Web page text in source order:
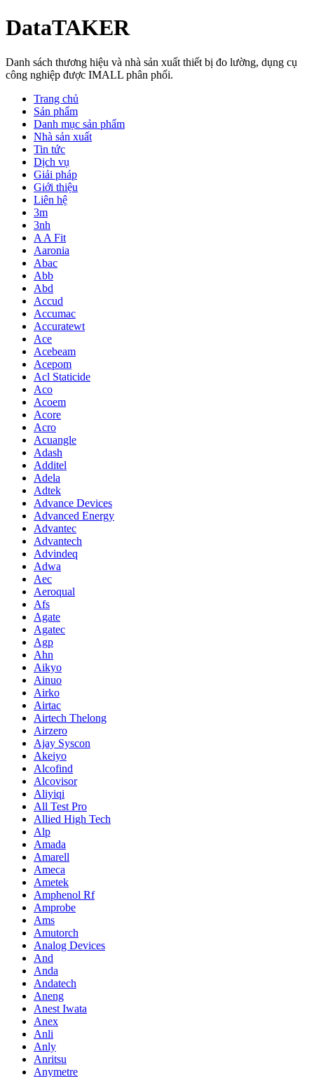
DataTAKER
Danh sách thương hiệu và nhà sản xuất thiết bị đo lường, dụng cụ
công nghiệp được IMALL phân phối.
Trang chủ
Sản phẩm
Danh mục sản phẩm
Nhà sản xuất
Tin tức
Dịch vụ
Giải pháp
Giới thiệu
Liên hệ
3m
3nh
A A Fit
Aaronia
Abac
Abb
Abd
Accud
Accumac
Accuratewt
Ace
Acebeam
Acepom
Acl Staticide
Aco
Acoem
Acore
Acro
Acuangle
Adash
Additel
Adela
Adtek
Advance Devices
Advanced Energy
Advantec
Advantech
Advindeq
Adwa
Aec
Aeroqual
Afs
Agate
Agatec
Agp
Ahn
Aikyo
Ainuo
Airko
Airtac
Airtech Thelong
Airzero
Ajay Syscon
Akeiyo
Alcofind
Alcovisor
Aliyiqi
All Test Pro
Allied High Tech
Alp
Amada
Amarell
Ameca
Ametek
Amphenol Rf
Amprobe
Ams
Amutorch
Analog Devices
And
Anda
Andatech
Aneng
Anest Iwata
Anex
Anli
Anly
Anritsu
Anymetre